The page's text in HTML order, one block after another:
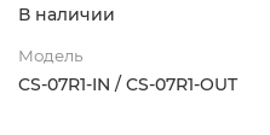
В наличии
Модель
CS-07R1-IN / CS-07R1-OUT